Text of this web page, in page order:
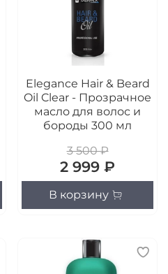
Elegance Hair & Beard
Oil Clear - Прозрачное
масло для волос и
бороды 300 мл
3 500 ₽
2 999 ₽
В корзину